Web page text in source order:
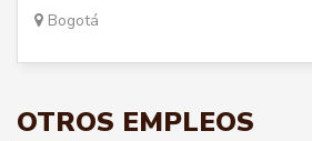
Bogotá
OTROS EMPLEOS